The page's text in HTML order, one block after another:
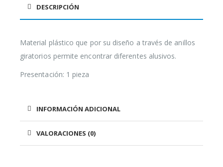
DESCRIPCIÓN
Material plástico que por su diseño a través de anillos
giratorios permite encontrar diferentes alusivos.
Presentación: 1 pieza
INFORMACIÓN ADICIONAL
VALORACIONES (0)